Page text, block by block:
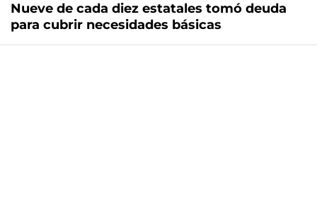
Nueve de cada diez estatales tomó deuda
para cubrir necesidades básicas